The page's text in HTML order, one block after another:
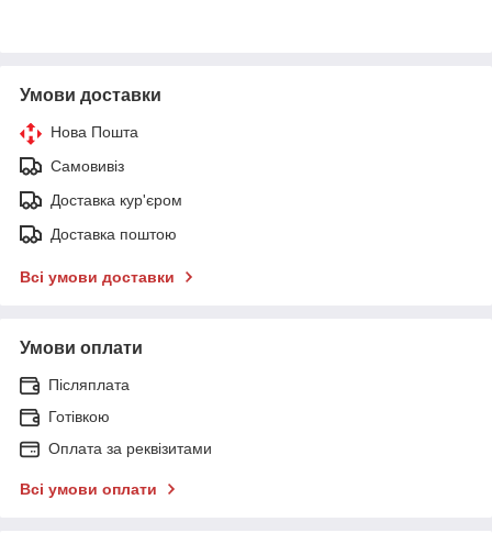
Умови доставки
Нова Пошта
Самовивіз
Доставка кур'єром
Доставка поштою
Всі умови доставки
Умови оплати
Післяплата
Готівкою
Оплата за реквізитами
Всі умови оплати